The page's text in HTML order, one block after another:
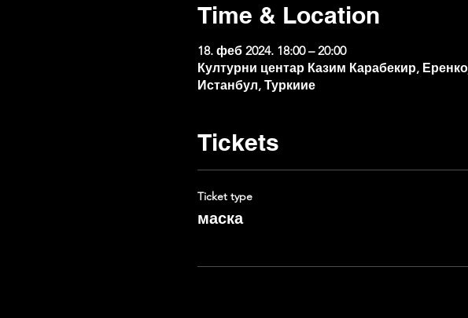
Time & Location
18. феб 2024. 18:00 – 20:00
Културни центар Казим Карабекир,
Истанбул, Туркиие
Tickets
Ticket type
маска